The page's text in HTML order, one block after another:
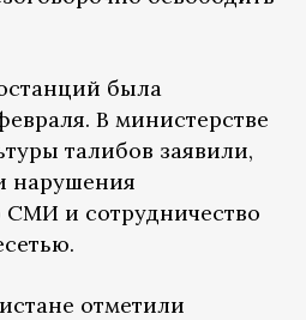
была
В министерстве
талибов заявили,
нарушения
СМИ и сотрудничество
отметили